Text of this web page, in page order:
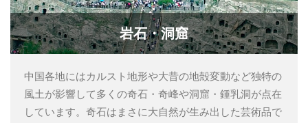
岩石・洞窟
中国各地にはカルスト地形や大昔の地殻変動など独特の
風土が影響して多くの奇石・奇峰や洞窟・鍾乳洞が点在
しています。奇石はまさに大自然が生み出した芸術品で